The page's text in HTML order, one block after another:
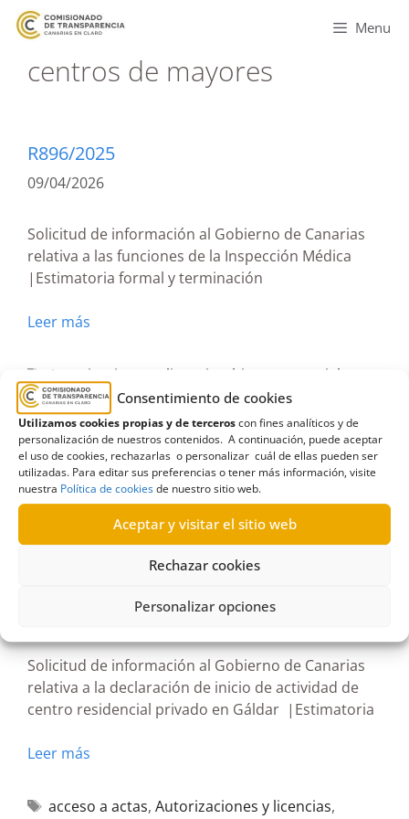
Consentimiento de cookies
Utilizamos cookies propias y de terceroscon fines analíticos y de
personalización de nuestros contenidos. A continuación, puede aceptar
el uso de cookies, rechazarlas o personalizar cuál de ellas pueden ser
utilizadas. Para editar sus preferencias o tener más información, visite
nuestra Política de cookiesde nuestro sitio web.
Aceptar y visitar el sitio web
Rechazar cookies
Personalizar opciones
Menu
centros de mayores
R896/2025
09/04/2026
Solicitud de información al Gobierno de Canarias
relativa a las funciones de la Inspección Médica
|Estimatoria formal y terminación
Leer más
Autorizaciones y licencias bienestar social
centros de mayores,Dirección General de
Modernización y Calidad de los Servicios Públicos
Gobierno de Canarias,Inspección Médica,
Presidencia
Solicitud de información al Gobierno de Canarias
relativa a la declaración de inicio de actividad de
centro residencial privado en Gáldar |Estimatoria
Leer más
acceso a actas, Autorizaciones y licencias,